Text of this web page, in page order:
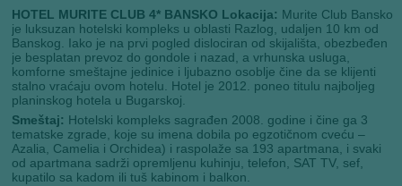
HOTEL MURITE CLUB 4* BANSKO Lokacija: Murite Club Bansko
je luksuzan hotelski kompleks u oblasti Razlog, udaljen 10 km od
Banskog. Iako je na prvi pogled dislociran od skijališta, obezbeđen
je besplatan prevoz do gondole i nazad, a vrhunska usluga,
komforne smeštajne jedinice i ljubazno osoblje čine da se klijenti
stalno vraćaju ovom hotelu. Hotel je 2012. poneo titulu najboljeg
planinskog hotela u Bugarskoj.
Smeštaj: Hotelski kompleks sagrađen 2008. godine i čine ga 3
tematske zgrade, koje su imena dobila po egzotičnom cveću –
Azalia, Camelia i Orchidea) i raspolaže sa 193 apartmana, i svaki
od apartmana sadrži opremljenu kuhinju, telefon, SAT TV, sef,
kupatilo sa kadom ili tuš kabinom i balkon.